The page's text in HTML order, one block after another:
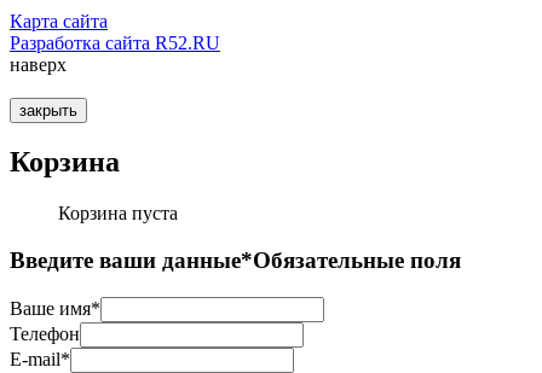
Карта сайта
Разработка сайта R52.RU
наверх
закрыть
Корзина
Корзина пуста
Введите ваши данные*Обязательные поля
Ваше имя*
Телефон
E-mail*